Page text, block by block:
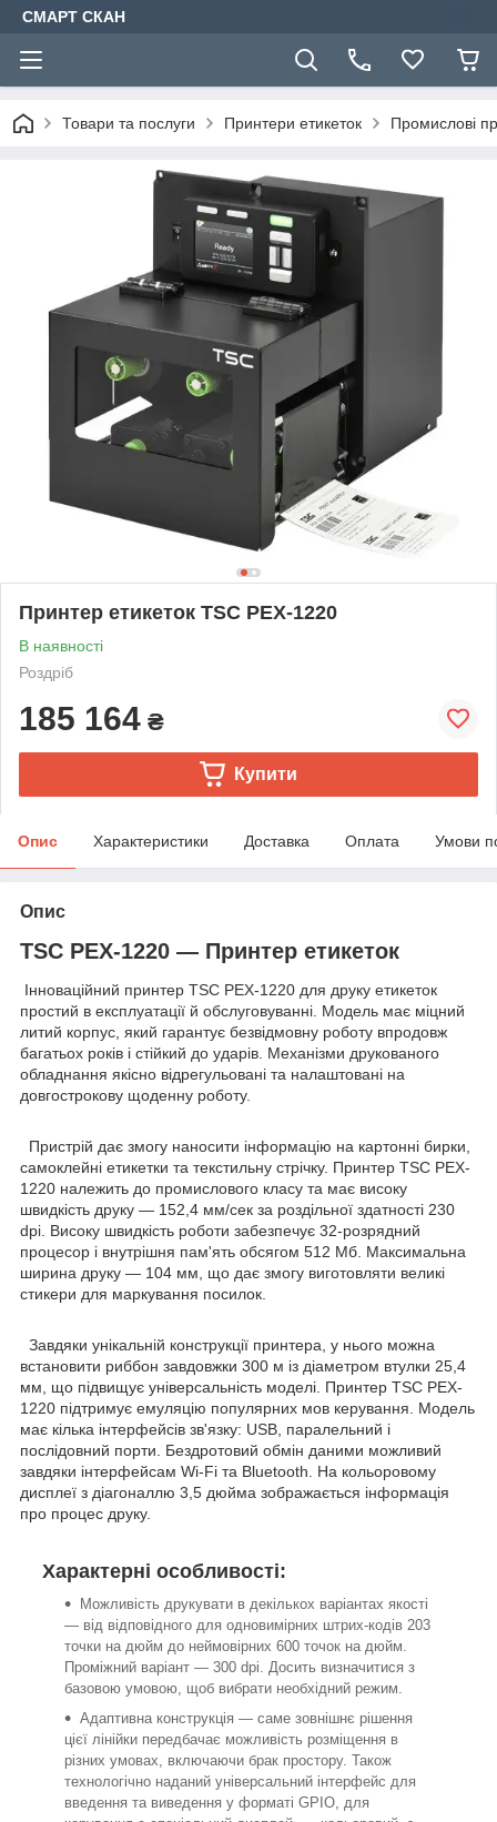
СМАРТ СКАН
Товари та послуги Принтери етикеток Промислові
Принтер етикеток TSC PEX-1220
В наявності
Роздріб
185 164 ₴
Купити
Опис Характеристики Доставка Оплата Умови
Опис
TSC PEX-1220 — Принтер етикеток
Інноваційний принтер TSC PEX-1220 для друку етикеток
простий в експлуатації й обслуговуванні. Модель має міцний
литий корпус, який гарантує безвідмовну роботу впродовж
багатьох років і стійкий до ударів. Механізми друкованого
обладнання якісно відрегульовані та налаштовані на
довгострокову щоденну роботу.
Пристрій дає змогу наносити інформацію на картонні бирки,
самоклейні етикетки та текстильну стрічку. Принтер TSC PEX-
1220 належить до промислового класу та має високу
швидкість друку — 152,4 мм/сек за роздільної здатності 230
dpi. Високу швидкість роботи забезпечує 32-розрядний
процесор і внутрішня пам'ять обсягом 512 Мб. Максимальна
ширина друку — 104 мм, що дає змогу виготовляти великі
стикери для маркування посилок.
Завдяки унікальній конструкції принтера, у нього можна
встановити риббон завдовжки 300 м із діаметром втулки 25,4
мм, що підвищує універсальність моделі. Принтер TSC PEX-
1220 підтримує емуляцію популярних мов керування. Модель
має кілька інтерфейсів зв'язку: USB, паралельний і
послідовний порти. Бездротовий обмін даними можливий
завдяки інтерфейсам Wi-Fi та Bluetooth. На кольоровому
дисплеї з діагоналлю 3,5 дюйма зображається інформація
про процес друку.
Характерні особливості:
Можливість друкувати в декількох варіантах якості
— від відповідного для одновимірних штрих-кодів 203
точки на дюйм до неймовірних 600 точок на дюйм.
Проміжний варіант — 300 dpi. Досить визначитися з
базовою умовою, щоб вибрати необхідний режим.
Адаптивна конструкція — саме зовнішнє рішення
цієї лінійки передбачає можливість розміщення в
різних умовах, включаючи брак простору. Також
технологічно наданий універсальний інтерфейс для
введення та виведення у форматі GPIO, для